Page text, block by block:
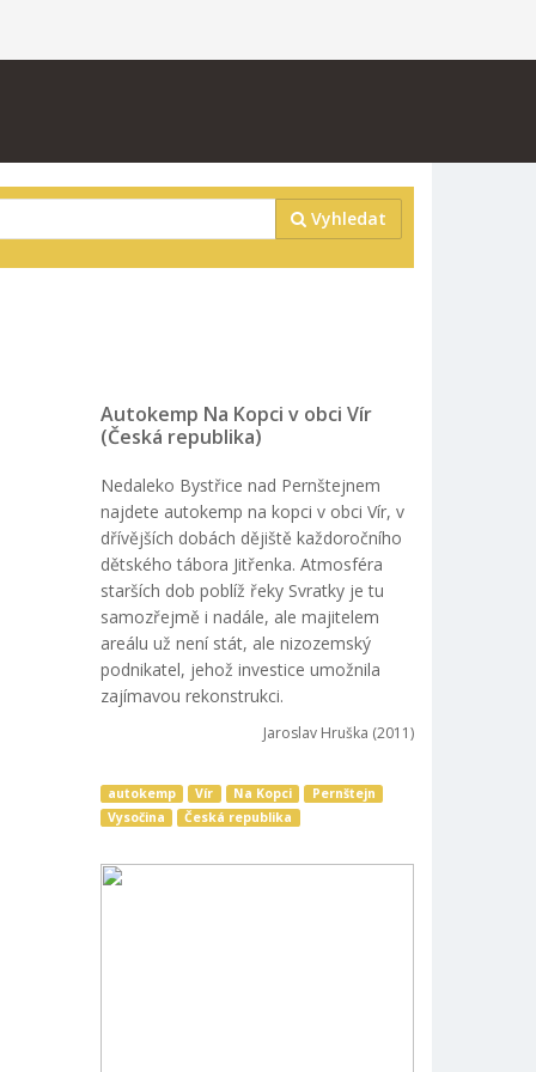
Vyhledat
Autokemp Na Kopci v obci Vír
(Česká republika)
Nedaleko Bystřice nad Pernštejnem
najdete autokemp na kopci v obci Vír, v
dřívějších dobách dějiště každoročního
dětského tábora Jitřenka. Atmosféra
starších dob poblíž řeky Svratky je tu
samozřejmě i nadále, ale majitelem
areálu už není stát, ale nizozemský
podnikatel, jehož investice umožnila
zajímavou rekonstrukci.
Jaroslav Hruška (2011)
autokemp Vír Na Kopci
Pernštejn
Vysočina
Česká republika